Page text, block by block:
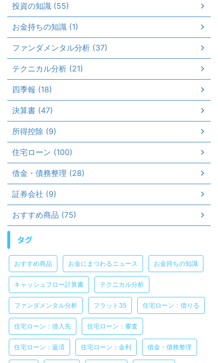
投資の知識 (55)
お金持ちの知識 (1)
ファンダメンタル分析 (37)
テクニカル分析 (21)
四季報 (18)
決算書 (47)
所得控除 (9)
住宅ローン (100)
借金・債務整理 (28)
証券会社 (9)
おすすめ商品 (75)
タグ
おすすめ商品 お金にまつわるニュース お金持ちの知識
キャッシュフロー計算書 テクニカル分析
ファンダメンタル分析 フラット35 住宅ローン：借りる
住宅ローン：借入先 住宅ローン：審査
住宅ローン：返済 住宅ローン：金利 借金・債務整理